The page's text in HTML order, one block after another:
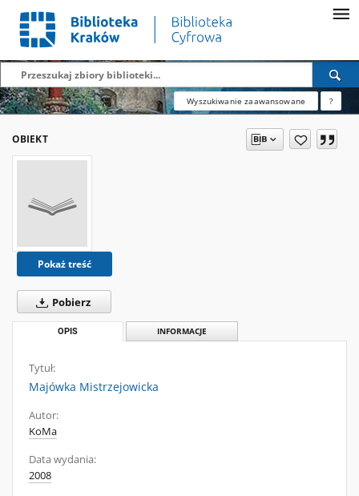
Wyszukiwanie zaawansowane ?
OBIEKT
Pokaż treść
Pobierz
OPIS INFORMACJE
Tytuł:
Majówka Mistrzejowicka
Autor:
KoMa
Data wydania:
2008